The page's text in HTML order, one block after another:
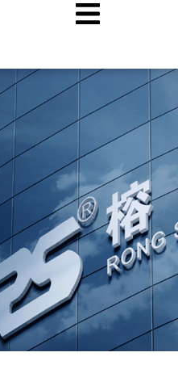
业现场安全绳佩戴智能监管